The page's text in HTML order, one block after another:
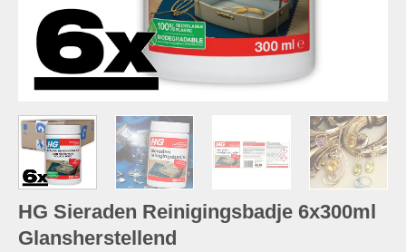
HG Sieraden Reinigingsbadje 6x300ml
Glansherstellend